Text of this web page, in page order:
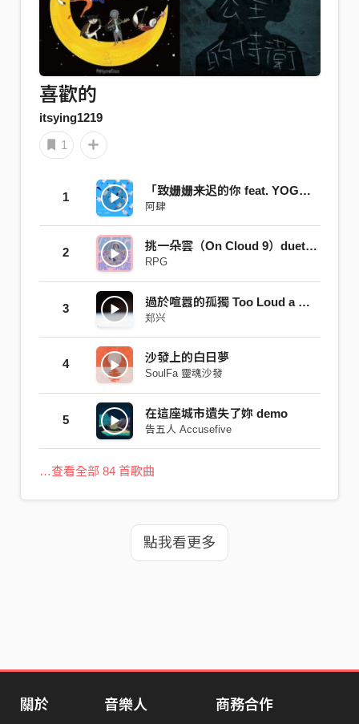
喜歡的
itsying1219
1
1 「致姗姗来迟的你 feat. YOGA」
阿肆
2 挑一朵雲（On Cloud 9）duet with V!CKY 庭葳
RPG
3 過於喧囂的孤獨 Too Loud a Solitude
郑兴
4 沙發上的白日夢
SoulFa 靈魂沙發
5 在這座城市遺失了妳 demo
告五人 Accusefive
…查看全部 84 首歌曲
點我看更多
關於 音樂人 商務合作